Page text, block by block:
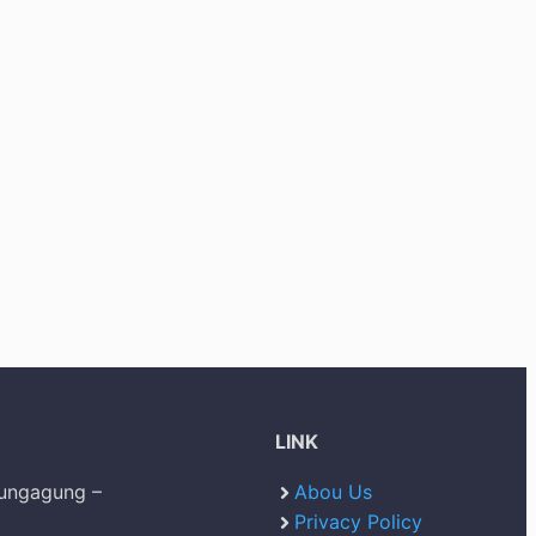
–
LINK
Abou Us
Privacy Policy